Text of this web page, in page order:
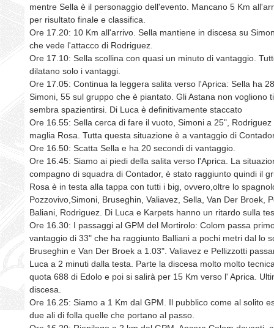
mentre Sella è il personaggio dell'evento. Mancano 5 Km
per risultato finale e classifica.
Ore 17.20: 10 Km all'arrivo. Sella mantiene in discesa su
che vede l'attacco di Rodriguez.
Ore 17.10: Sella scollina con quasi un minuto di vantaggio.
dilatano solo i vantaggi.
Ore 17.05: Continua la leggera salita verso l'Aprica: Sella ha
Simoni, 55 sul gruppo che è piantato. Gli Astana non vogliono
sembra spazientirsi. Di Luca è definitivamente staccato
Ore 16.55: Sella cerca di fare il vuoto, Simoni a 25",
maglia Rosa. Tutta questa situazione è a vantaggio di
Ore 16.50: Scatta Sella e ha 20 secondi di vantaggio.
Ore 16.45: Siamo ai piedi della salita verso l'Aprica. La
compagno di squadra di Contador, è stato raggiunto quindi il
Rosa è in testa alla tappa con tutti i big, ovvero,oltre lo
Pozzovivo,Simoni, Bruseghin, Valiavez, Sella, Van Der Broek,
Baliani, Rodriguez. Di Luca e Karpets hanno un ritardo sulla
Ore 16.30: I passaggi al GPM del Mortirolo: Colom passa
vantaggio di 33" che ha raggiunto Balliani a pochi metri dal lo
Bruseghin e Van Der Broek a 1.03". Valiavez e Pellizzotti
Luca a 2 minuti dalla testa. Parte la discesa molto molto
quota 688 di Edolo e poi si salirà per 15 Km verso l' Aprica.
discesa.
Ore 16.25: Siamo a 1 Km dal GPM. Il pubblico come al solito
due ali di folla quelle che portano al passo.